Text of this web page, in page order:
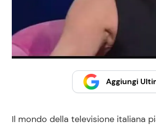
Aggiungi
Il mondo della televisione italiana